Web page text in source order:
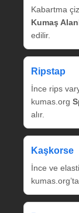
Kabartma
Kumaş
edilir.
Ripstap
İnce rips
kumas.org
alır.
Kaşkorse
İnce ve
kumas.org’ta